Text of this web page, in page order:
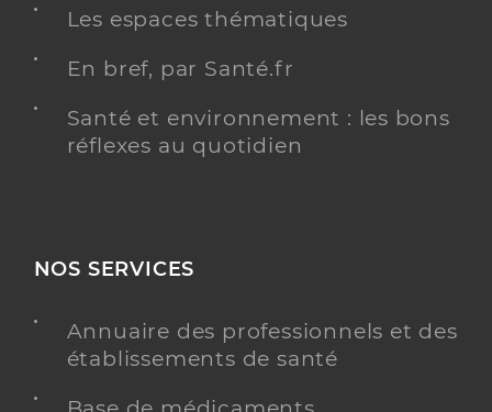
Les espaces thématiques
En bref, par Santé.fr
Santé et environnement : les bons
réflexes au quotidien
NOS SERVICES
Annuaire des professionnels et des
établissements de santé